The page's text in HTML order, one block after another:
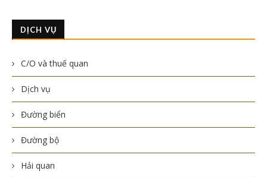
DỊCH VỤ
C/O và thuế quan
Dịch vụ
Đường biển
Đường bộ
Hải quan